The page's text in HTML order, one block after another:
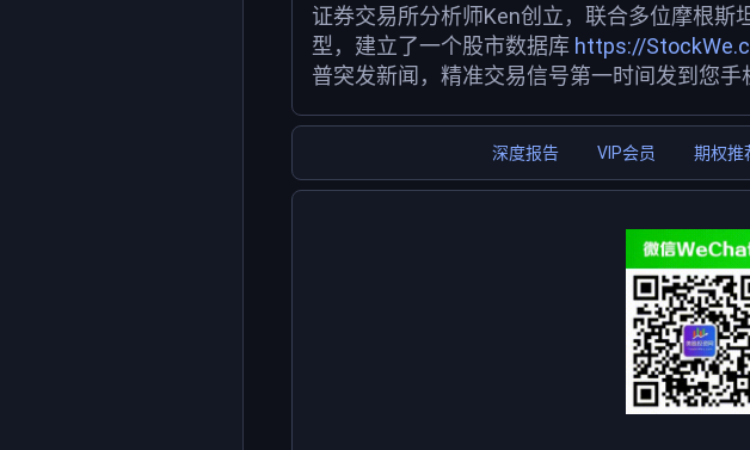
证券交易所分析师Ken创立，联合多位摩根
型，建立了一个股市数据库 https://
普突发新闻，精准交易信号第一时间发到您手
深度报告 VIP会员 期权推